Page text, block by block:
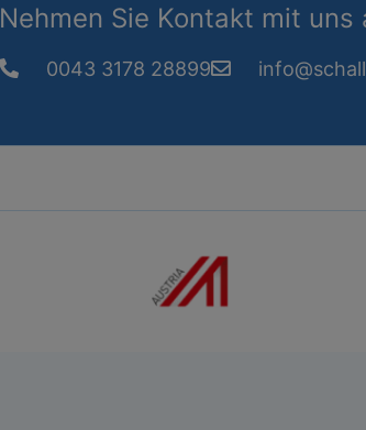
Nehmen Sie Kontakt mit uns
0043 3178 28899